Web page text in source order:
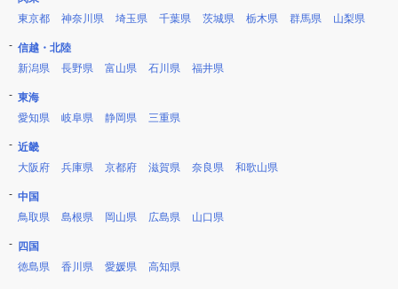
東京都
神奈川県 埼玉県 千葉県 茨城県 栃木県 群馬県 山梨県
信越・北陸
新潟県
長野県 富山県 石川県 福井県
東海
愛知県
岐阜県 静岡県 三重県
近畿
大阪府
兵庫県 京都府 滋賀県 奈良県 和歌山県
中国
鳥取県
島根県 岡山県 広島県 山口県
四国
徳島県
香川県 愛媛県 高知県